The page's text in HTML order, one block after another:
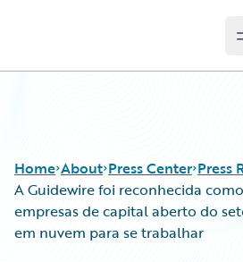
Home About Press Center Press
A Guidewire foi reconhecida
empresas de capital aberto do
em nuvem para se trabalhar